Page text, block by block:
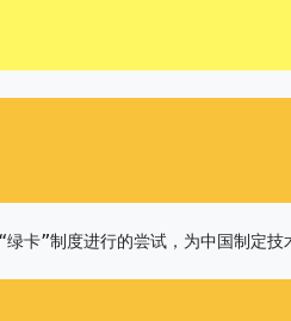
卡”制度进行的尝试，为中国制定